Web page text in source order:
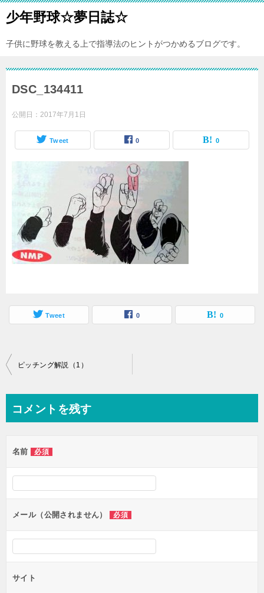
少年野球☆夢日誌☆
子供に野球を教える上で指導法のヒントがつかめるブログです。
DSC_134411
公開日： 2017年7月1日
Tweet 0 0
Tweet 0 0
投
ビ
ー
シ
ン
ピッチング解説（1）
コメントを残す
名前 必須
メール（公開されません） 必須
サイト